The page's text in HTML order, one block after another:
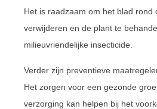
Het is raadzaam om het blad rond
verwijderen en de plant te
milieuvriendelijke insecticide.
Verder zijn preventieve
Het zorgen voor een gezonde
verzorging kan helpen bij het